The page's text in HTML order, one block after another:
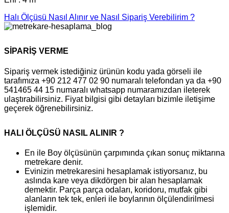
Halı Ölçüsü Nasıl Alınır ve Nasıl Sipariş Verebilirim ?
SİPARİŞ VERME
Sipariş vermek istediğiniz ürünün kodu yada görseli ile
tarafımıza +90 212 477 02 90 numaralı telefondan ya da +90
541465 44 15 numaralı whatsapp numaramızdan ileterek
ulaştırabilirsiniz. Fiyat bilgisi gibi detayları bizimle iletişime
geçerek öğrenebilirsiniz.
HALI ÖLÇÜSÜ NASIL ALINIR ?
En ile Boy ölçüsünün çarpımında çıkan sonuç miktarına
metrekare denir.
Evinizin metrekaresini hesaplamak istiyorsanız, bu
aslında kare veya dikdörgen bir alan hesaplamak
demektir. Parça parça odaları, koridoru, mutfak gibi
alanların tek tek, enleri ile boylarının ölçülendirilmesi
işlemidir.